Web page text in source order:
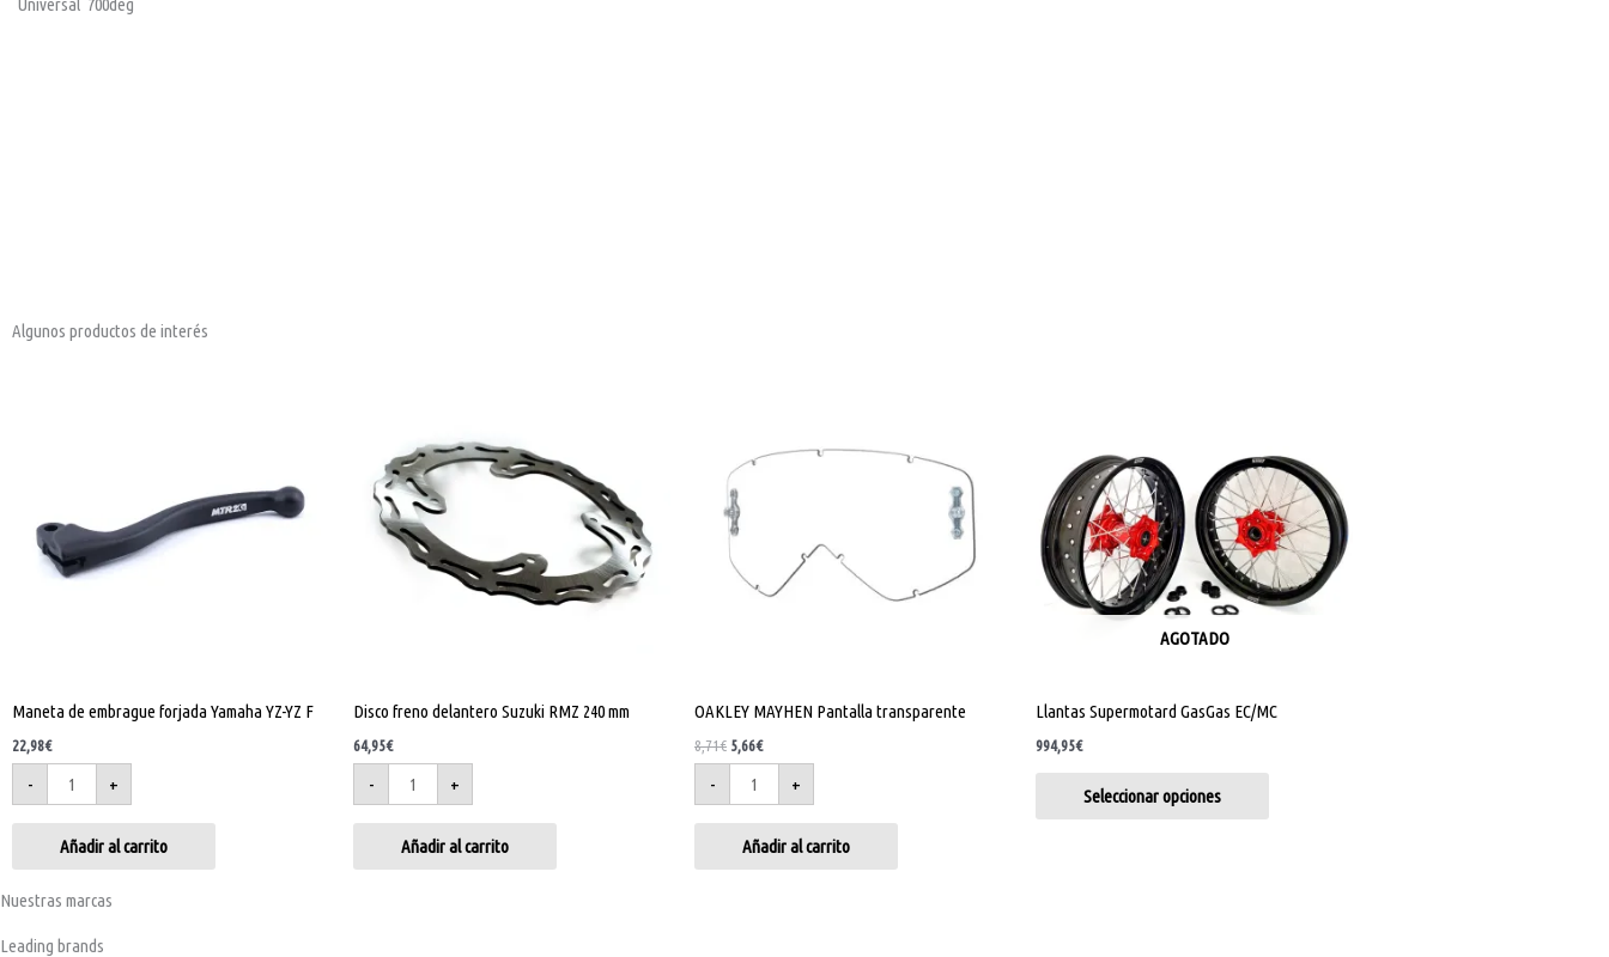
Universal 700deg
Algunos productos de interés
Maneta de embrague forjada Yamaha YZ-YZ F
22,98€
-
cantidad
+
Añadir al carrito
Disco freno delantero Suzuki RMZ 240 mm
64,95€
-
RMZ
240
mm
cantidad
+
Añadir al carrito
OAKLEY MAYHEN Pantalla transparente
8,71€
8,71€.
5,66€
5,66€.
- +
Añadir al carrito
AGOTADO
Llantas Supermotard GasGas EC/MC
994,95€
Seleccionar opciones
múltiples
variantes.
Las
opciones
se
pueden
página
Nuestras marcas
Leading brands